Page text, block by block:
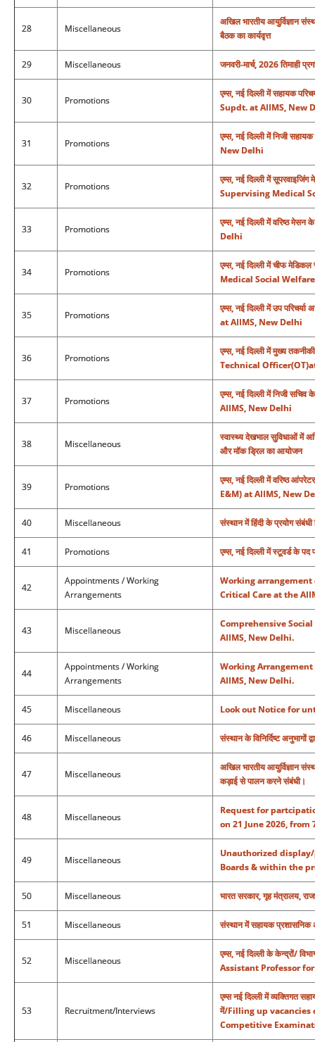
28 Miscellaneous
अखिल भारतीय आयुर्विज्ञान
बैठक का कार्यवृत्त
29 Miscellaneous जनवरी-मार्च, 2026 तिमाही
30 Promotions
एम्स, नई दिल्ली में सहायक
Supdt. at AIIMS, New
31 Promotions
एम्स, नई दिल्ली में निजी
New Delhi
32 Promotions
एम्स, नई दिल्ली में
Supervising Medical
33 Promotions
एम्स, नई दिल्ली में वरिष्ठ
Delhi
34 Promotions
एम्स, नई दिल्ली में चीफ
Medical Social
35 Promotions
एम्स, नई दिल्ली में उप
at AIIMS, New Delhi
36 Promotions
एम्स, नई दिल्ली में मुख्य
Technical
37 Promotions
एम्स, नई दिल्ली में निजी
AIIMS, New Delhi
38 Miscellaneous
स्वास्थ्य देखभाल सुविधाओं में
और मॉक ड्रिल का आयोजन
39 Promotions
एम्स, नई दिल्ली में वरिष्ठ
E&M) at AIIMS, New
40 Miscellaneous संस्‍थान में हिंदी के प्रयोग
41 Promotions एम्स, नई दिल्ली में स्टूवर्ड
42
Appointments / Working
Arrangements
Working
Critical Care at the
43 Miscellaneous
Comprehensive
AIIMS, New Delhi.
44
Appointments / Working
Arrangements
Working
AIIMS, New Delhi.
45 Miscellaneous Look out Notice for
46 Miscellaneous संस्थान के विनिर्दिष्ट अनुभागों
47 Miscellaneous
अखिल भारतीय आयुर्विज्ञान
कड़ाई से पालन करने संबंधी।
48 Miscellaneous
Request for
on 21 June 2026,
49 Miscellaneous
Unauthorized
Boards & within the
50 Miscellaneous भारत सरकार, गृह मंत्रालय,
51 Miscellaneous संस्‍थान में सहायक प्रशासनिक
52 Miscellaneous
एम्स, नई दिल्ली के केन्द्रों/
Assistant Professor
53 Recruitment/Interviews
एम्स नई दिल्ली में व्यक्तिगत
में/Filling up
Competitive